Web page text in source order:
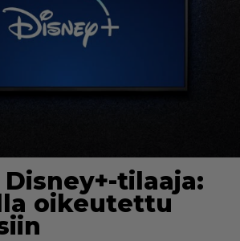
tilaaja:
oikeutettu